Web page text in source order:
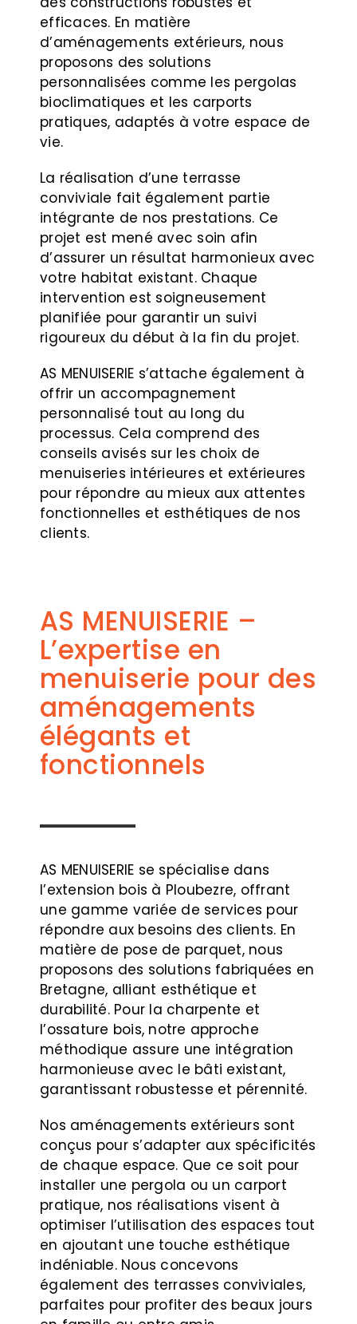
efficaces. En matière
d’aménagements extérieurs, nous
proposons des solutions
personnalisées comme les pergolas
bioclimatiques et les carports
pratiques, adaptés à votre espace de
vie.
La réalisation d’une terrasse
conviviale fait également partie
intégrante de nos prestations. Ce
projet est mené avec soin afin
d’assurer un résultat harmonieux avec
votre habitat existant. Chaque
intervention est soigneusement
planifiée pour garantir un suivi
rigoureux du début à la fin du projet.
AS MENUISERIE s’attache également à
offrir un accompagnement
personnalisé tout au long du
processus. Cela comprend des
conseils avisés sur les choix de
menuiseries intérieures et extérieures
pour répondre au mieux aux attentes
fonctionnelles et esthétiques de nos
clients.
AS MENUISERIE –
L’expertise en
menuiserie pour des
aménagements
élégants et
fonctionnels
AS MENUISERIE se spécialise dans
l’extension bois à Ploubezre, offrant
une gamme variée de services pour
répondre aux besoins des clients. En
matière de pose de parquet, nous
proposons des solutions fabriquées en
Bretagne, alliant esthétique et
durabilité. Pour la charpente et
l’ossature bois, notre approche
méthodique assure une intégration
harmonieuse avec le bâti existant,
garantissant robustesse et pérennité.
Nos aménagements extérieurs sont
conçus pour s’adapter aux spécificités
de chaque espace. Que ce soit pour
installer une pergola ou un carport
pratique, nos réalisations visent à
optimiser l’utilisation des espaces tout
en ajoutant une touche esthétique
indéniable. Nous concevons
également des terrasses conviviales,
parfaites pour profiter des beaux jours